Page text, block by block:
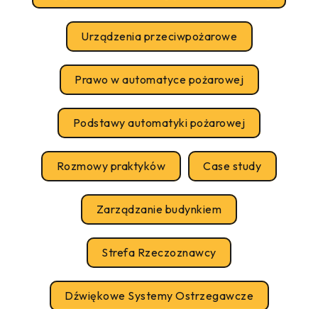
Urządzenia przeciwpożarowe
Prawo w automatyce pożarowej
Podstawy automatyki pożarowej
Rozmowy praktyków Case study
Zarządzanie budynkiem
Strefa Rzeczoznawcy
Dźwiękowe Systemy Ostrzegawcze